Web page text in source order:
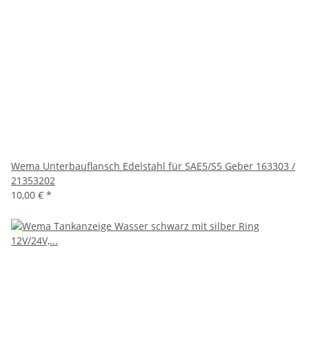
Wema Unterbauflansch Edelstahl für SAE5/S5 Geber 163303 /
21353202
10,00 € *